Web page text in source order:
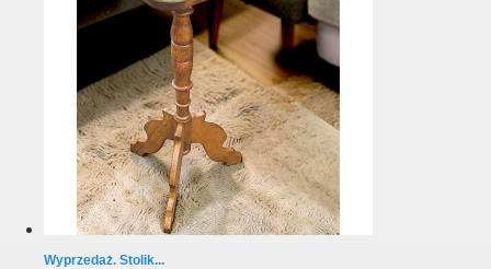
Wyprzedaż. Stolik...